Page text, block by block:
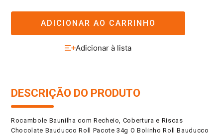
ADICIONAR AO CARRINHO
DESCRIÇÃO DO PRODUTO
Rocambole Baunilha com Recheio, Cobertura e Riscas
Chocolate Bauducco Roll Pacote 34g O Bolinho Roll Bauducco